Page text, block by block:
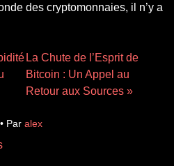
des cryptomonnaies, il n’y a
La Chute de l’Esprit de
Bitcoin : Un Appel au
Retour aux Sources »
Par alex